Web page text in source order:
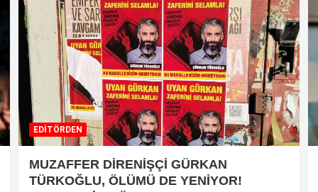
EDİTÖRDEN
MUZAFFER DİRENİŞÇİ GÜRKAN
TÜRKOĞLU, ÖLÜMÜ DE YENİYOR!